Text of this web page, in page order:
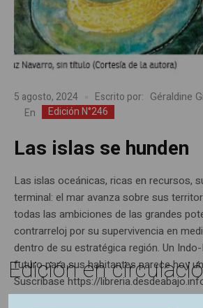
5 agosto, 2024 Escrito por: Géraldine
En Edición N°246
Las islas se hunden
Las islas oceánicas, ricas en recursos,
terminal: el mar avanza sobre sus
todas las ambiciones de las grandes
contrarreloj por su supervivencia en
dentro de su estratégica región. Un
futuro para sus habitantes parece hoy
Suscríbase https://
route=product/
Edición en